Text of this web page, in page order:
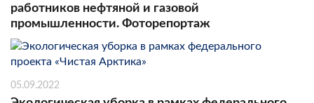
работников нефтяной и газовой
промышленности. Фоторепортаж
05.09.2022